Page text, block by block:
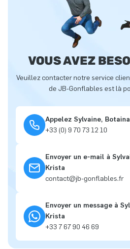
VOUS AVEZ
Veuillez contacter notre service
de JB-Gonflables est là
Appelez Sylvaine,
+33 (0) 9 70 73 12 10
Envoyer un e-mail à
Krista
contact@jb-gonflables.fr
Envoyer un message à
Krista
+33 7 67 90 46 69